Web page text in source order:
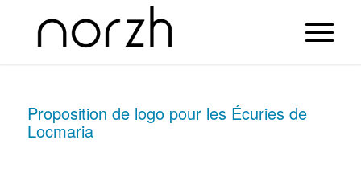
Proposition de logo pour les Écuries de
Locmaria